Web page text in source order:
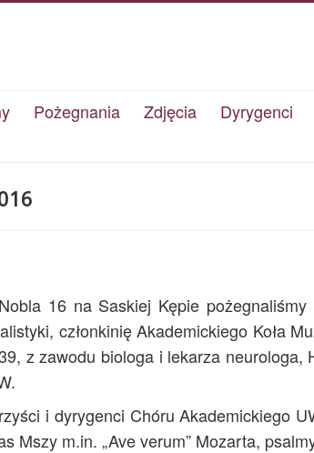
Pożegnania Zdjęcia Dyrygenci
16 na Saskiej Kępie pożegnaliśmy
członkinię Akademickiego Koła
z zawodu biologa i lekarza neurologa,
i dyrygenci Chóru Akademickiego
Mszy m.in. „Ave verum” Mozarta,